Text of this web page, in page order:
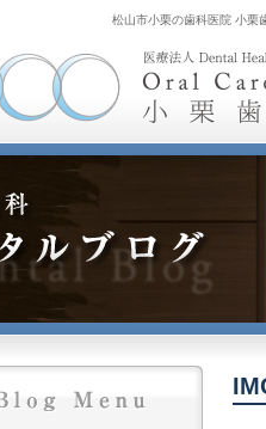
松山市小栗の歯科医院 小栗